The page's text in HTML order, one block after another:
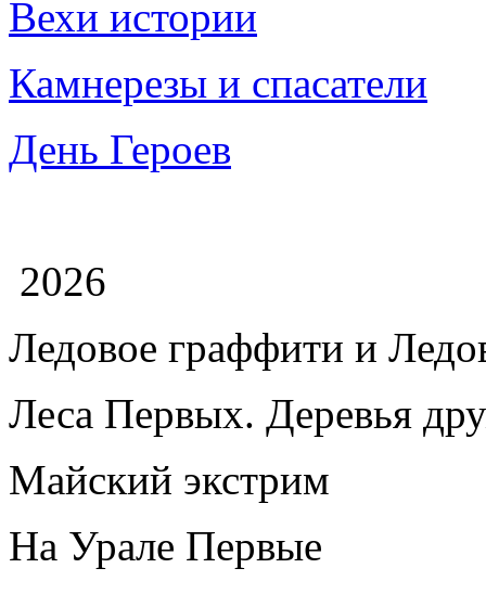
Вехи истории
Камнерезы и спасатели
День Героев
2026
Ледовое граффити и
Леса Первых. Деревья
Майский экстрим
На Урале Первые